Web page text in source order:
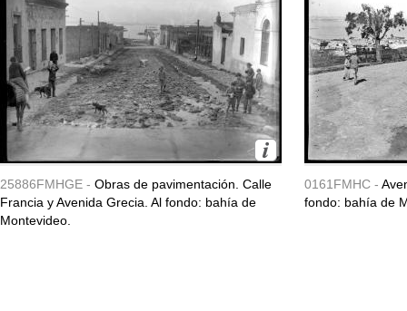
25886FMHGE - Obras de pavimentación. Calle
Francia y Avenida Grecia. Al fondo: bahía de
Montevideo.
0161FMHC -
fondo: bahía de